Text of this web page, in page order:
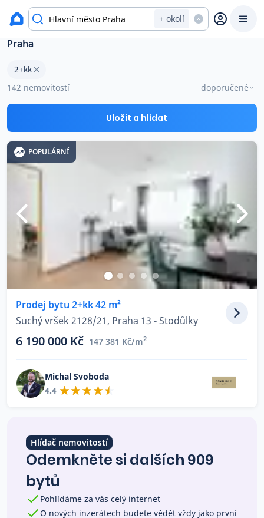
+ okolí
Chytrý odhad ceny
Ceny prodaných nemovitostí
Přehled realitních makléřů
Co říkají naši zákazníci
Blog
Kariéra
Byty na prodej
Byty 2+kk na prodej v okresu Hlavní město
Praha
2+kk
142 nemovitostí
doporučené
Uložit a hlídat
POPULÁRNÍ
Prodej bytu 2+kk 42 m²
Suchý vršek 2128/21, Praha 13 - Stodůlky
6 190 000 Kč 147 381 Kč/m2
Michal Svoboda
4.4
Hlídač nemovitostí
Odemkněte si dalších 909
bytů
Pohlídáme za vás celý internet
O nových inzerátech budete vědět vždy jako první